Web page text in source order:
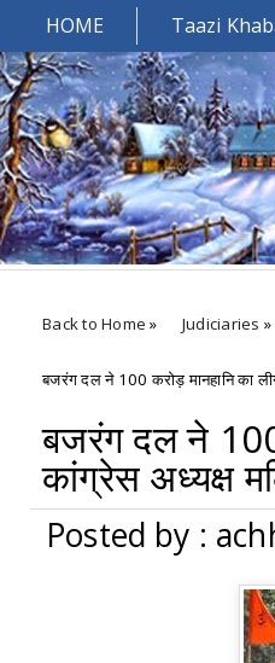
HOME Taazi
Welcomes You.....
Back to Home » Judiciaries »
बजरंग दल ने 100 करोड़ मानहानि का
बजरंग दल ने 100
कांग्रेस अध्यक्ष
Posted by :